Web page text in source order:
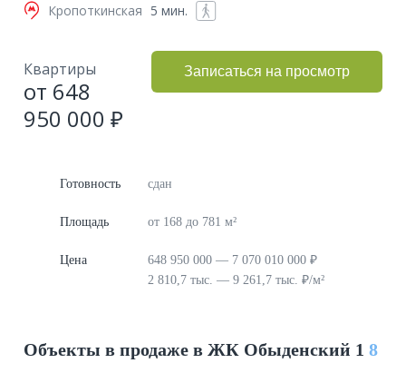
Кропоткинская 5 мин.
Квартиры
от 648
950 000 ₽
Записаться на просмотр
Готовность сдан
Площадь от 168 до 781 м²
Цена
648 950 000 — 7 070 010 000 ₽
2 810,7 тыс. — 9 261,7 тыс. ₽/м²
Объекты в продаже в ЖК Обыденский 1 8